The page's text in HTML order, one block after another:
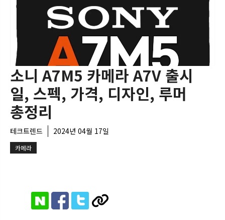
소니 A7M5 카메라 A7V 출시
일, 스펙, 가격, 디자인, 루머
총정리
테크트렌드 2024년 04월 17일
카메라